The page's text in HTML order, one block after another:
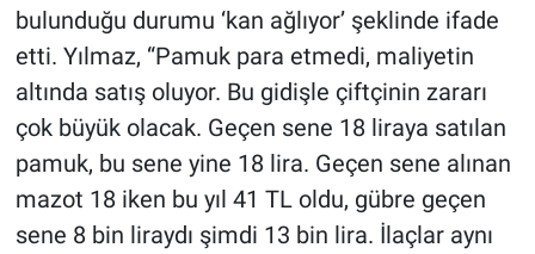
bulunduğu durumu ‘kan ağlıyor’ şeklinde ifade
etti. Yılmaz, “Pamuk para etmedi, maliyetin
altında satış oluyor. Bu gidişle çiftçinin zararı
çok büyük olacak. Geçen sene 18 liraya satılan
pamuk, bu sene yine 18 lira. Geçen sene alınan
mazot 18 iken bu yıl 41 TL oldu, gübre geçen
sene 8 bin liraydı şimdi 13 bin lira. İlaçlar aynı